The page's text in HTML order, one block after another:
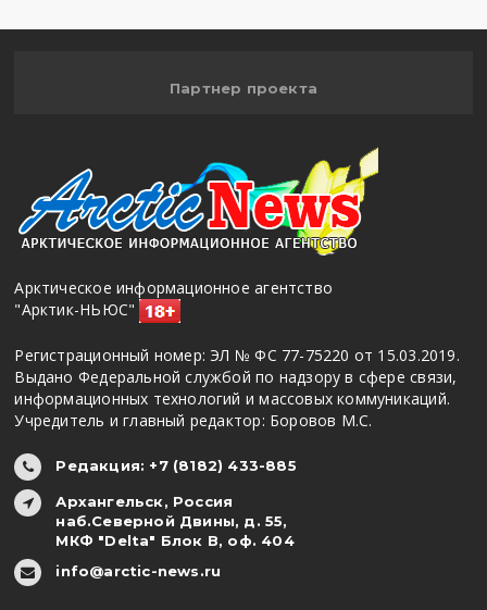
Партнер проекта
Арктическое информационное агентство
"Арктик-НЬЮС"
Регистрационный номер: ЭЛ № ФС 77-75220 от 15.03.2019.
Выдано Федеральной службой по надзору в сфере связи,
информационных технологий и массовых коммуникаций.
Учредитель и главный редактор: Боровов М.С.
Редакция: +7 (8182) 433-885
Архангельск, Россия
наб.Северной Двины, д. 55,
МКФ "Delta" Блок В, оф. 404
info@arctic-news.ru